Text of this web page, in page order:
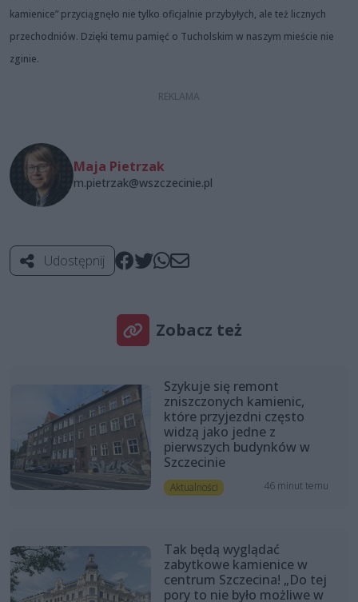
kamienice” przyciągnęło nie tylko oficjalnie przybyłych, ale też licznych
przechodniów. Dzięki temu pamięć o Tucholskim w naszym mieście nie
zginie.
Maja Pietrzak
m.pietrzak@wszczecinie.pl
Udostępnij
Zobacz też
Szykuje się remont
zniszczonych kamienic,
które przyjezdni często
widzą jako jedne z
pierwszych budynków w
Szczecinie
Aktualności 46 minut temu
Tak będą wyglądać
zabytkowe kamienice w
centrum Szczecina! „Do tej
pory to nie było możliwe w